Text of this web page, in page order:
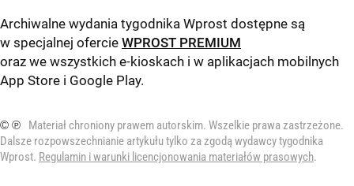
Archiwalne wydania tygodnika Wprost dostępne są
w specjalnej ofercie WPROST PREMIUM
oraz we wszystkich e-kioskach i w aplikacjach mobilnych
App Store i Google Play.
© ℗
Materiał chroniony prawem autorskim. Wszelkie prawa zastrzeżone.
Dalsze rozpowszechnianie artykułu tylko za zgodą wydawcy tygodnika
Wprost. Regulamin i warunki licencjonowania materiałów prasowych.